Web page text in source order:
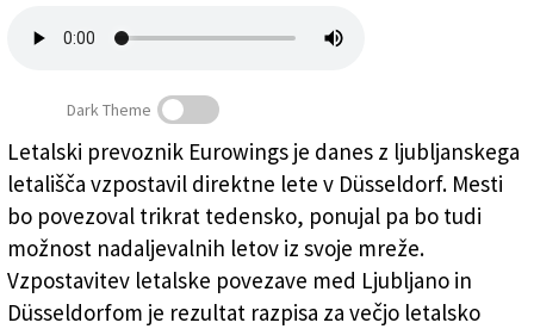
Na ljubljanskem letališču so danes prvič pozdravili
nemškega nizkocenovnega prevoznika Eurowings, ki bo
Ljubljano povezoval z Düsseldorfom (LJUBLJANA
Dark Theme
Letalski prevoznik Eurowings je danes z ljubljanskega
letališča vzpostavil direktne lete v Düsseldorf. Mesti
bo povezoval trikrat tedensko, ponujal pa bo tudi
možnost nadaljevalnih letov iz svoje mreže.
Vzpostavitev letalske povezave med Ljubljano in
Düsseldorfom je rezultat razpisa za večjo letalsko